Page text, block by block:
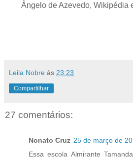
Ângelo de Azevedo, Wikipédia
Leila Nobre às 23:23
Compartilhar
27 comentários:
Nonato Cruz 25 de março de
Essa escola Almirante